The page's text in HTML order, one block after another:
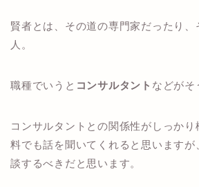
賢者とは、その道の専門家だったり、
人。
職種でいうと コンサルタント などがそ
コンサルタントとの関係性がしっか
料でも話を聞いてくれると思いますが
談するべきだと思います。